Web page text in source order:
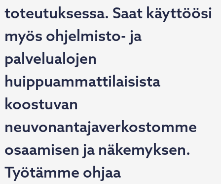
toteutuksessa. Saat käyttöösi
myös ohjelmisto- ja
palvelualojen
huippuammattilaisista
koostuvan
neuvonantajaverkostomme
osaamisen ja näkemyksen.
Työtämme ohjaa